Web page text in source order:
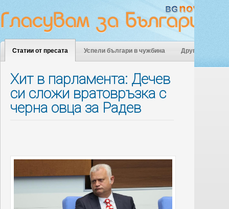
Статии от пресата Успели българи в чужбина Други
Хит в парламента: Дечев
си сложи вратовръзка с
черна овца за Радев